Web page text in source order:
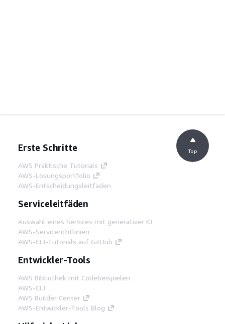
Erste Schritte
AWS Praktische Tutorials
AWS-Lösungsportfolio
AWS-Entscheidungsleitfäden
Serviceleitfäden
Auswahl eines Services mit generativer KI
AWS-Servicerichtlinien
AWS-CLI-Tutorials auf GitHub
Entwickler-Tools
AWS Bibliothek mit Codebeispielen
AWS-CLI
AWS Builder Center
AWS-Entwickler-Tools Blog
Top